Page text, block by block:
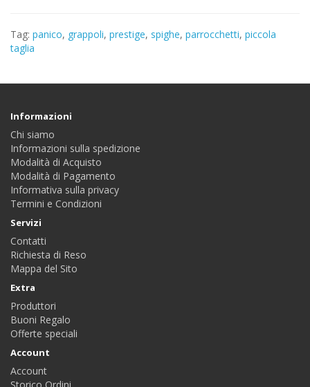
Tag: panico, grappoli, prestige, spighe, parrocchetti, piccola
taglia
Informazioni
Chi siamo
Informazioni sulla spedizione
Modalità di Acquisto
Modalità di Pagamento
Informativa sulla privacy
Termini e Condizioni
Servizi
Contatti
Richiesta di Reso
Mappa del Sito
Extra
Produttori
Buoni Regalo
Offerte speciali
Account
Account